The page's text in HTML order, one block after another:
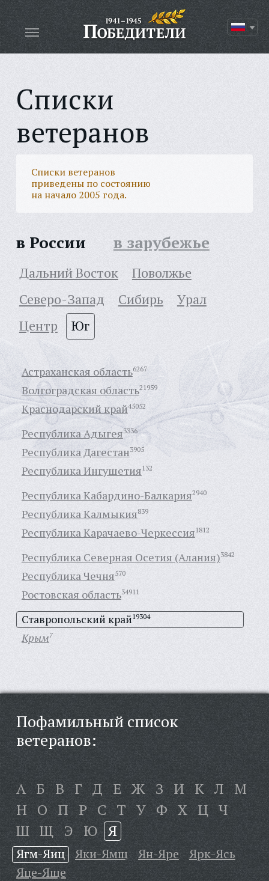
Списки
ветеранов
Списки ветеранов
приведены по состоянию
на начало 2005 года.
в России в зарубежье
Дальний Восток
Поволжье
Северо-Запад
Сибирь
Урал
Центр
Юг
Астраханская область6267
Волгоградская область21959
Краснодарский край45052
Республика Адыгея3336
Республика Дагестан3905
Республика Ингушетия132
Республика Кабардино-Балкария2940
Республика Калмыкия839
Республика Карачаево-Черкессия1812
Республика Северная Осетия (Алания)3842
Республика Чечня570
Ростовская область34911
Ставропольский край19304
Крым7
Пофамильный список
ветеранов:
А Б В Г Д Е Ж З И К Л М
Н О П Р С Т У Ф Х Ц Ч
Ш Щ Э Ю Я
Ягм-Яиц Яки-Ямщ Ян-Яре
Ярк-Ясь
Яце-Яще